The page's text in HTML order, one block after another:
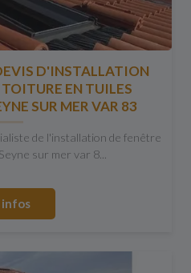
D'INSTALLATION
EN TUILES
SUR MER VAR 83
de l'installation de fenêtre
sur mer var 8...
infos